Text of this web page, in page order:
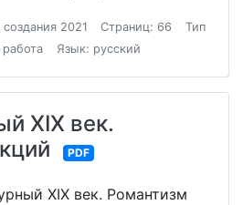
создания 2021 Страниц: 66
Тип
Язык: русский
XIX век.
PDF
XIX век. Романтизм